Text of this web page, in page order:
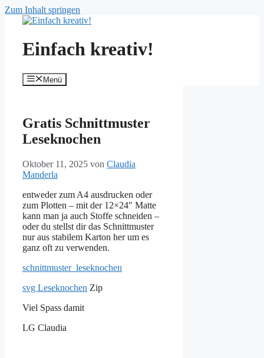
Zum Inhalt springen
Einfach kreativ!
Menü
Gratis Schnittmuster
Leseknochen
Oktober 11, 2025 von Claudia
Manderla
entweder zum A4 ausdrucken oder
zum Plotten – mit der 12×24″ Matte
kann man ja auch Stoffe schneiden –
oder du stellst dir das Schnittmuster
nur aus stabilem Karton her um es
ganz oft zu verwenden.
schnittmuster_leseknochen
svg Leseknochen Zip
Viel Spass damit
LG Claudia